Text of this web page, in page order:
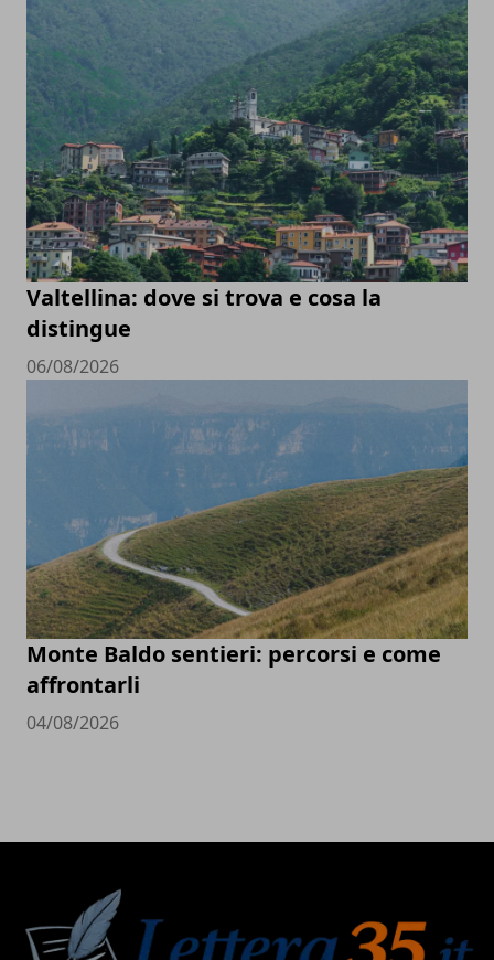
Valtellina: dove si trova e cosa la
distingue
06/08/2026
Monte Baldo sentieri: percorsi e come
affrontarli
04/08/2026